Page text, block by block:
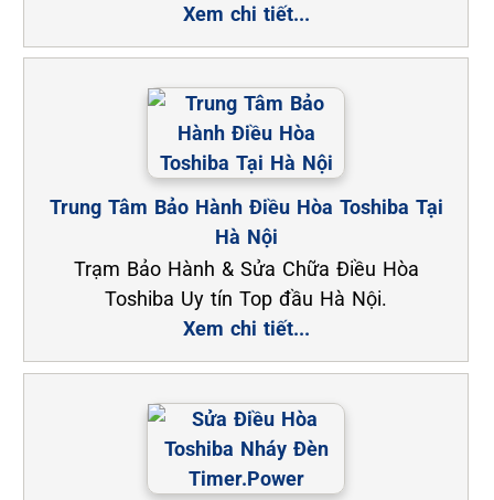
Xem chi tiết...
Trung Tâm Bảo Hành Điều Hòa Toshiba Tại
Hà Nội
Trạm Bảo Hành & Sửa Chữa Điều Hòa
Toshiba Uy tín Top đầu Hà Nội.
Xem chi tiết...